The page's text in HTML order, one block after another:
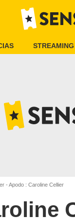
STREAMING
- Apodo : Caroline Cellier